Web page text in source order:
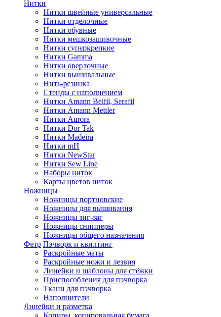
Нитки
Нитки швейные универсальные
Нитки отделочные
Нитки обувные
Нитки мешкозашивочные
Нитки суперкрепкие
Нитки Gamma
Нитки оверлочные
Нитки вышивальные
Нить-резинка
Стенды с наполнением
Нитки Amann Belfil, Serafil
Нитки Amann Mettler
Нитки Aurora
Нитки Dor Tak
Нитки Madeira
Нитки mH
Нитки NewStar
Нитки Sew Line
Наборы ниток
Карты цветов ниток
Ножницы
Ножницы портновские
Ножницы для вышивания
Ножницы зиг-заг
Ножницы снипперы
Ножницы общего назначения
Фетр Пэчворк и квилтинг
Раскройные маты
Раскройные ножи и лезвия
Линейки и шаблоны для стёжки
Приспособления для пэчворка
Ткани для пэчворка
Наполнители
Линейки и разметка
Копиры, копировальная бумага